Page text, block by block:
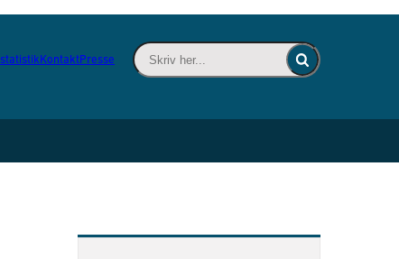
KontaktPresse
Skriv her... - Indsæt søgeord for at søge
Fold søgefelt ind